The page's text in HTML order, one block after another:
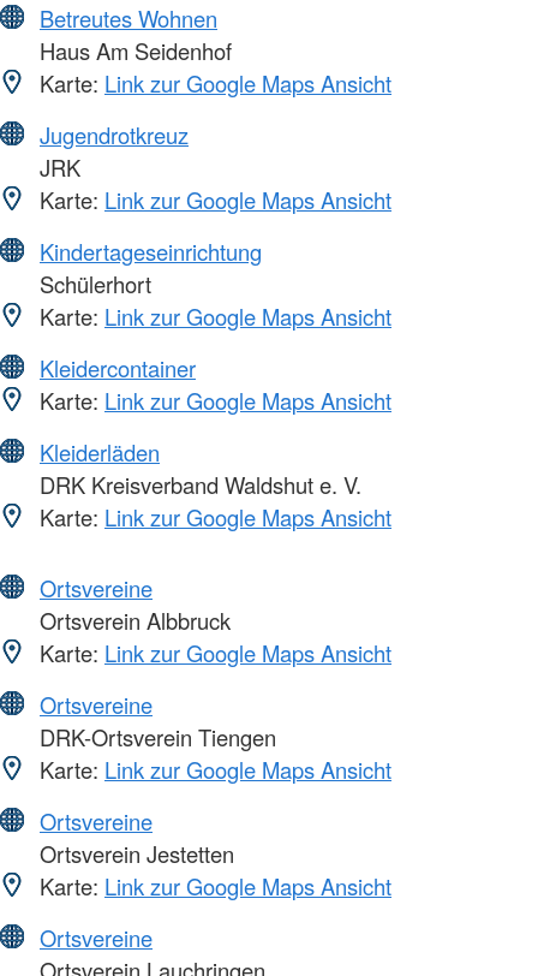
Betreutes Wohnen
Haus Am Seidenhof
Karte: Link zur Google Maps Ansicht
Jugendrotkreuz
JRK
Karte: Link zur Google Maps Ansicht
Kindertageseinrichtung
Schülerhort
Karte: Link zur Google Maps Ansicht
Kleidercontainer
Karte: Link zur Google Maps Ansicht
Kleiderläden
DRK Kreisverband Waldshut e. V.
Karte: Link zur Google Maps Ansicht
Ortsvereine
Ortsverein Albbruck
Karte: Link zur Google Maps Ansicht
Ortsvereine
DRK-Ortsverein Tiengen
Karte: Link zur Google Maps Ansicht
Ortsvereine
Ortsverein Jestetten
Karte: Link zur Google Maps Ansicht
Ortsvereine